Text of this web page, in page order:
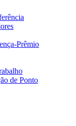
Prêmio
de Ponto